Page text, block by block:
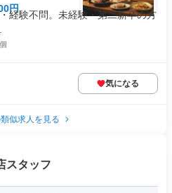
円
経験不問。未経験・第二新卒の方
気になる
似求人を見る
スタッフ